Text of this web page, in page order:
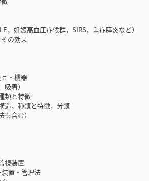
，妊娠高血圧症候群，SIRS，重症膵炎など）
の効果
・機器
着）
類と特徴
造，種類と特徴，分類
含む）
視装置
置・管理法